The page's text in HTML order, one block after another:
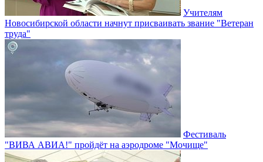
Учителям
Новосибирской области начнут присваивать звание "Ветеран
труда"
Фестиваль
"ВИВА АВИА!" пройдёт на аэродроме "Мочище"